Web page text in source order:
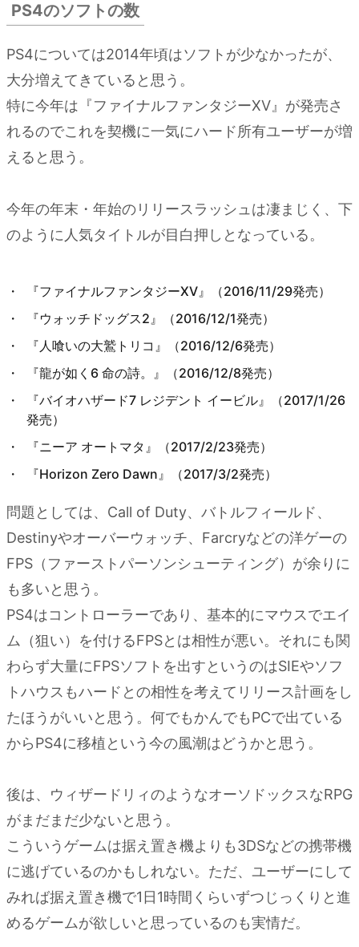
PS4のソフトの数
PS4については2014年頃はソフトが少なかったが、
大分増えてきていると思う。
特に今年は『ファイナルファンタジーXV』が発売さ
れるのでこれを契機に一気にハード所有ユーザーが増
えると思う。
今年の年末・年始のリリースラッシュは凄まじく、下
のように人気タイトルが目白押しとなっている。
『ファイナルファンタジーXV』（2016/11/29発売）
『ウォッチドッグス2』（2016/12/1発売）
『人喰いの大鷲トリコ』（2016/12/6発売）
『龍が如く6 命の詩。』（2016/12/8発売）
『バイオハザード7 レジデント イービル』（2017/1/26
発売）
『ニーア オートマタ』（2017/2/23発売）
『Horizon Zero Dawn』（2017/3/2発売）
問題としては、Call of Duty、バトルフィールド、
Destinyやオーバーウォッチ、Farcryなどの洋ゲーの
FPS（ファーストパーソンシューティング）が余りに
も多いと思う。
PS4はコントローラーであり、基本的にマウスでエイ
ム（狙い）を付けるFPSとは相性が悪い。それにも関
わらず大量にFPSソフトを出すというのはSIEやソフ
トハウスもハードとの相性を考えてリリース計画をし
たほうがいいと思う。何でもかんでもPCで出ている
からPS4に移植という今の風潮はどうかと思う。
後は、ウィザードリィのようなオーソドックスなRPG
がまだまだ少ないと思う。
こういうゲームは据え置き機よりも3DSなどの携帯機
に逃げているのかもしれない。ただ、ユーザーにして
みれば据え置き機で1日1時間くらいずつじっくりと進
めるゲームが欲しいと思っているのも実情だ。